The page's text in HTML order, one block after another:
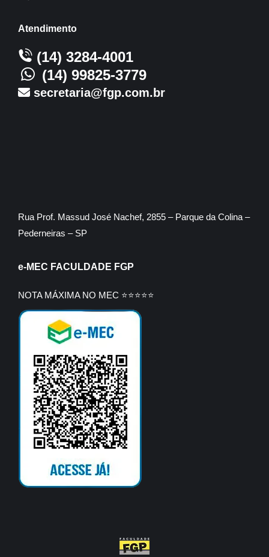
Atendimento
(14) 3284-4001
(14) 99825-3779
secretaria@fgp.com.br
Rua Prof. Massud José Nachef, 2855 – Parque da Colina –
Pederneiras – SP
e-MEC FACULDADE FGP
NOTA MÁXIMA NO MEC ⭐⭐⭐⭐⭐